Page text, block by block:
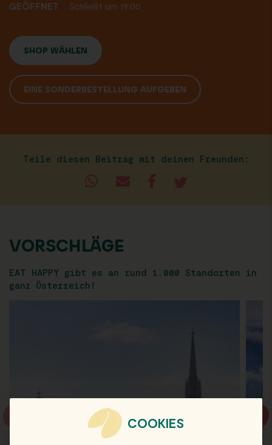
GEÖFFNET
Schließt um 19:00
SHOP WÄHLEN
EINE SONDERBESTELLUNG AUFGEBEN
Teile diesen Beitrag mit deinen Freunden:
VORSCHLÄGE
EAT HAPPY gibt es an rund 1.000 Standorten in
ganz Österreich!
COOKIES